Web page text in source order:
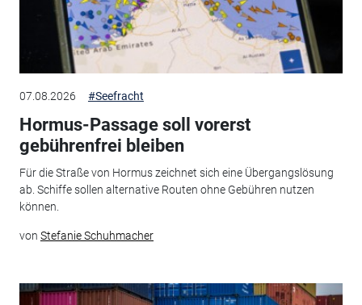
07.08.2026 #Seefracht
Hormus-Passage soll vorerst
gebührenfrei bleiben
Für die Straße von Hormus zeichnet sich eine Übergangslösung
ab. Schiffe sollen alternative Routen ohne Gebühren nutzen
können.
von Stefanie Schuhmacher